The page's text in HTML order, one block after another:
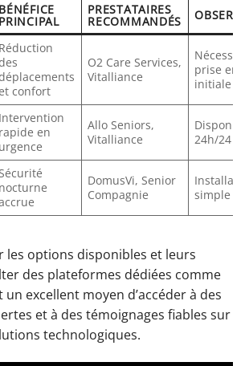
BÉNÉFICE
PRINCIPAL
PRESTATAIRES
RECOMMANDÉS
Réduction
confort
O2 Care Services,
Vitalliance
prise en
initiale
Intervention
rapide en
urgence
Allo Seniors,
Vitalliance
24h/24
Sécurité
nocturne
DomusVi, Senior
Compagnie
simple
les options disponibles et leurs
des plateformes dédiées comme
un excellent moyen d’accéder à des
et à des témoignages fiables sur
technologiques.